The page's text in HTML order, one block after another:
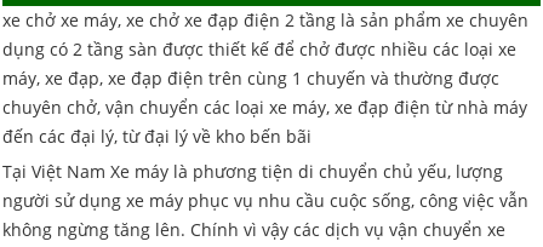
xe chở xe máy, xe chở xe đạp điện 2 tầng là sản phẩm xe chuyên
dụng có 2 tầng sàn được thiết kế để chở được nhiều các loại xe
máy, xe đạp, xe đạp điện trên cùng 1 chuyến và thường được
chuyên chở, vận chuyển các loại xe máy, xe đạp điện từ nhà máy
đến các đại lý, từ đại lý về kho bến bãi
Tại Việt Nam Xe máy là phương tiện di chuyển chủ yếu, lượng
người sử dụng xe máy phục vụ nhu cầu cuộc sống, công việc vẫn
không ngừng tăng lên. Chính vì vậy các dịch vụ vận chuyển xe